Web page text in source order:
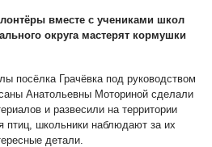
вместе с учениками школ
округа мастерят кормушки
посёлка Грачёвка под руководством
Анатольевны Моториной сделали
и развесили на территории
школьники наблюдают за их
детали.